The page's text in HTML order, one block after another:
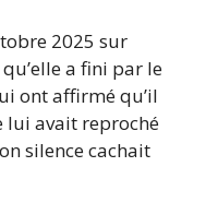
2025 sur
a fini par le
ont affirmé qu’il
lui avait reproché
silence cachait